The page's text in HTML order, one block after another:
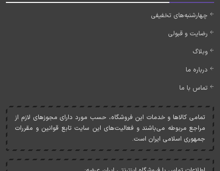
چهارشنبه‌های تخفیفی
رضایت و قبولی
وبلاگ
درباره ما
تماس با ما
تمامی کالاها و خدمات اين فروشگاه، حسب مورد دارای مجوزهای لازم از
مراجع مربوطه می‌باشند و فعاليت‌های اين سايت تابع قوانين و مقررات
جمهوری اسلامی ايران است.